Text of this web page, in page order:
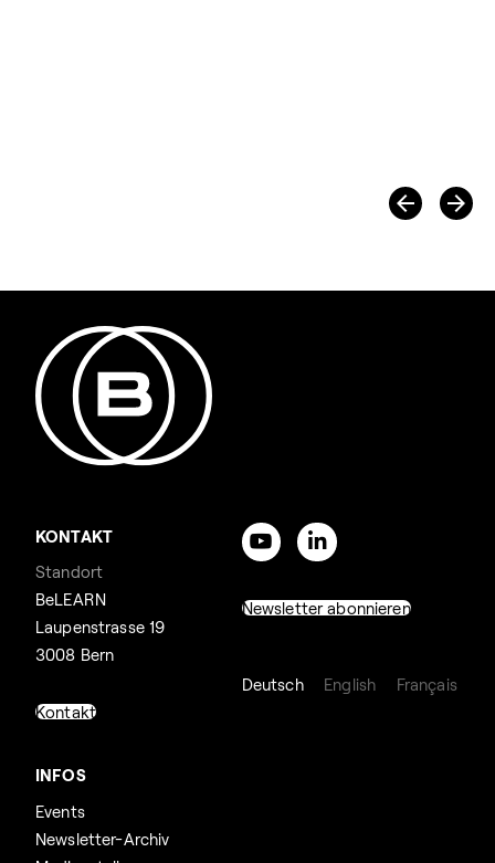
KONTAKT
Standort
BeLEARN
Laupenstrasse 19
3008 Bern
Kontakt
INFOS
Events
Newsletter-Archiv
Newsletter abonnieren
Deutsch English Français